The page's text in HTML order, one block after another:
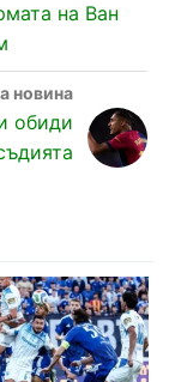
на Ван
обиди